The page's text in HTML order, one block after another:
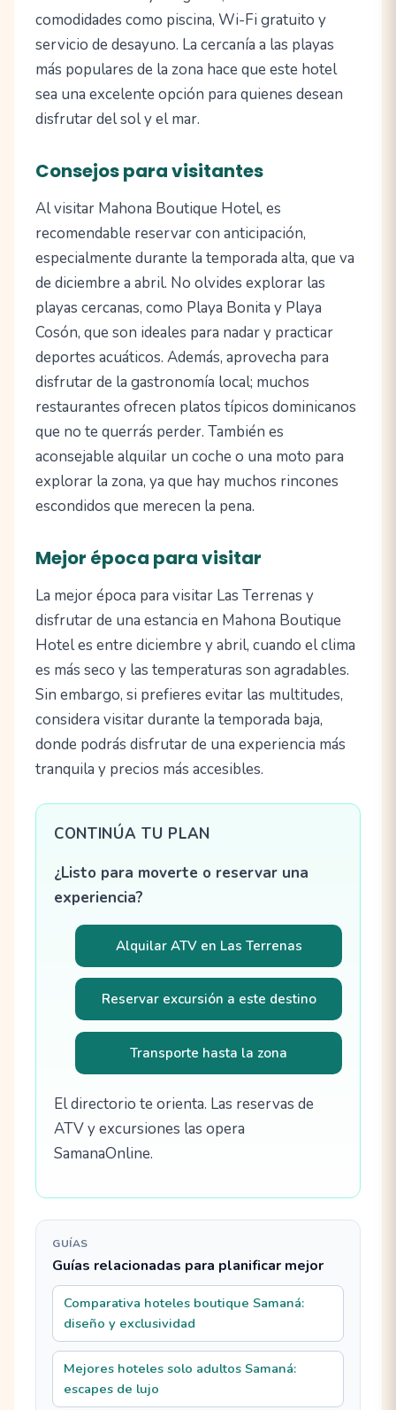
comodidades como piscina, Wi-Fi gratuito y
servicio de desayuno. La cercanía a las playas
más populares de la zona hace que este hotel
sea una excelente opción para quienes desean
disfrutar del sol y el mar.
Consejos para visitantes
Al visitar Mahona Boutique Hotel, es
recomendable reservar con anticipación,
especialmente durante la temporada alta, que va
de diciembre a abril. No olvides explorar las
playas cercanas, como Playa Bonita y Playa
Cosón, que son ideales para nadar y practicar
deportes acuáticos. Además, aprovecha para
disfrutar de la gastronomía local; muchos
restaurantes ofrecen platos típicos dominicanos
que no te querrás perder. También es
aconsejable alquilar un coche o una moto para
explorar la zona, ya que hay muchos rincones
escondidos que merecen la pena.
Mejor época para visitar
La mejor época para visitar Las Terrenas y
disfrutar de una estancia en Mahona Boutique
Hotel es entre diciembre y abril, cuando el clima
es más seco y las temperaturas son agradables.
Sin embargo, si prefieres evitar las multitudes,
considera visitar durante la temporada baja,
donde podrás disfrutar de una experiencia más
tranquila y precios más accesibles.
CONTINÚA TU PLAN
¿Listo para moverte o reservar una
experiencia?
Alquilar ATV en Las Terrenas
Reservar excursión a este destino
Transporte hasta la zona
El directorio te orienta. Las reservas de
ATV y excursiones las opera
SamanaOnline.
GUÍAS
Guías relacionadas para planificar mejor
Comparativa hoteles boutique Samaná:
diseño y exclusividad
Mejores hoteles solo adultos Samaná:
escapes de lujo